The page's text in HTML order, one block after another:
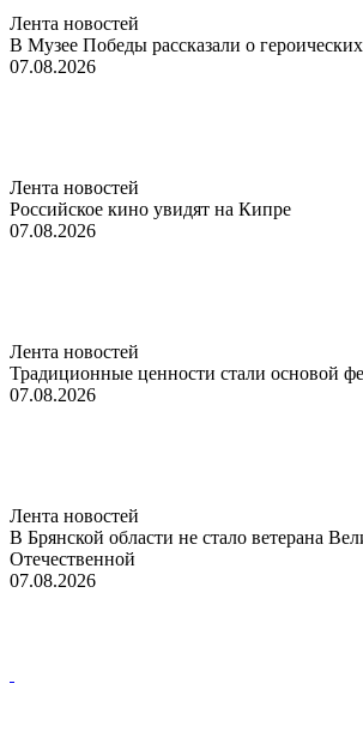
Лента новостей
В Музее Победы рассказали о
07.08.2026
Лента новостей
Российское кино увидят на Кипре
07.08.2026
Лента новостей
Традиционные ценности стали основой
07.08.2026
Лента новостей
В Брянской области не стало ветерана
Отечественной
07.08.2026